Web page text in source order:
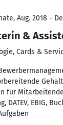
Aug. 2018 -
&
Cards &
für
DATEV, EBIG,